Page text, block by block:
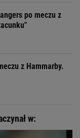
po meczu z
z Hammarby.
w: